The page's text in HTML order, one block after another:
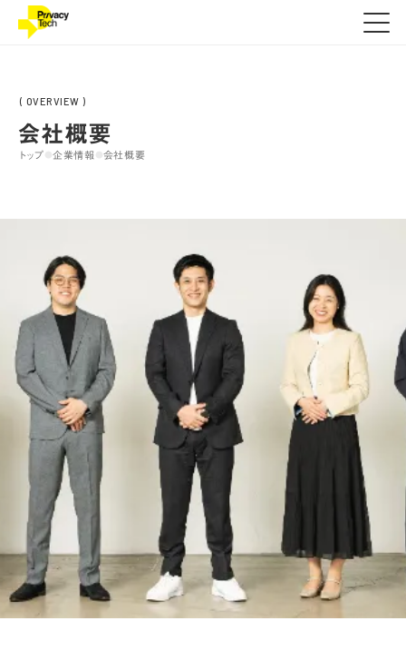
( OVERVIEW )
会社概要
トップ 企業情報 会社概要